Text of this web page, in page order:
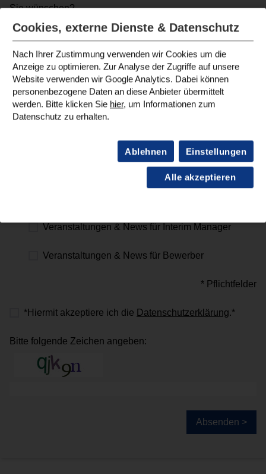
Sie wünschen?
Newsletter-Anmeldung zu:
Veranstaltungen & News für Unternehmen
Human Resources
Veranstaltungen & News für Bewerber
Veranstaltungen & News für Interim Manager
Veranstaltungen & News für Bewerber
* Pflichtfelder
*Hiermit akzeptiere ich die Datenschutzerklärung.*
Bitte folgende Zeichen angeben:
Absenden >
Cookies, externe Dienste & Datenschutz
Nach Ihrer Zustimmung verwenden wir Cookies um die
Anzeige zu optimieren. Zur Analyse der Zugriffe auf unsere
Website verwenden wir Google Analytics. Dabei können
personenbezogene Daten an diese Anbieter übermittelt
werden. Bitte klicken Sie hier, um Informationen zum
Datenschutz zu erhalten.
Ablehnen Einstellungen
Alle akzeptieren